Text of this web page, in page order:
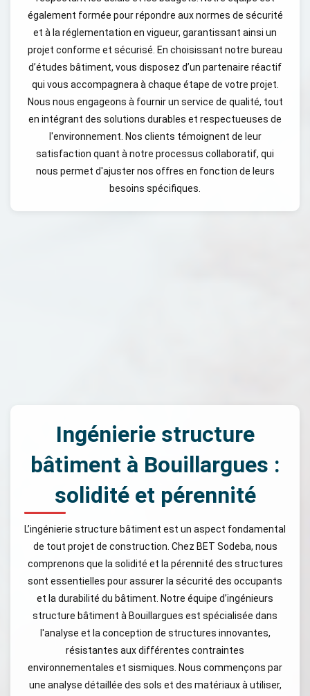
également formée pour répondre aux normes de sécurité
et à la réglementation en vigueur, garantissant ainsi un
projet conforme et sécurisé. En choisissant notre bureau
d’études bâtiment, vous disposez d’un partenaire réactif
qui vous accompagnera à chaque étape de votre projet.
Nous nous engageons à fournir un service de qualité, tout
en intégrant des solutions durables et respectueuses de
l'environnement. Nos clients témoignent de leur
satisfaction quant à notre processus collaboratif, qui
nous permet d'ajuster nos offres en fonction de leurs
besoins spécifiques.
Ingénierie structure
bâtiment à Bouillargues :
solidité et pérennité
L’ingénierie structure bâtiment est un aspect fondamental
de tout projet de construction. Chez BET Sodeba, nous
comprenons que la solidité et la pérennité des structures
sont essentielles pour assurer la sécurité des occupants
et la durabilité du bâtiment. Notre équipe d’ingénieurs
structure bâtiment à Bouillargues est spécialisée dans
l'analyse et la conception de structures innovantes,
résistantes aux différentes contraintes
environnementales et sismiques. Nous commençons par
une analyse détaillée des sols et des matériaux à utiliser,